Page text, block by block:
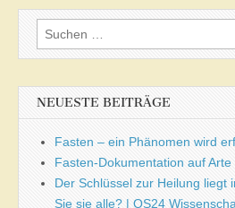
Suchen
nach:
NEUESTE BEITRÄGE
Fasten – ein Phänomen wird
Fasten-Dokumentation auf Arte
Der Schlüssel zur Heilung liegt
Sie sie alle? | QS24